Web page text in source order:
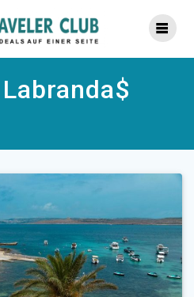
Labranda$